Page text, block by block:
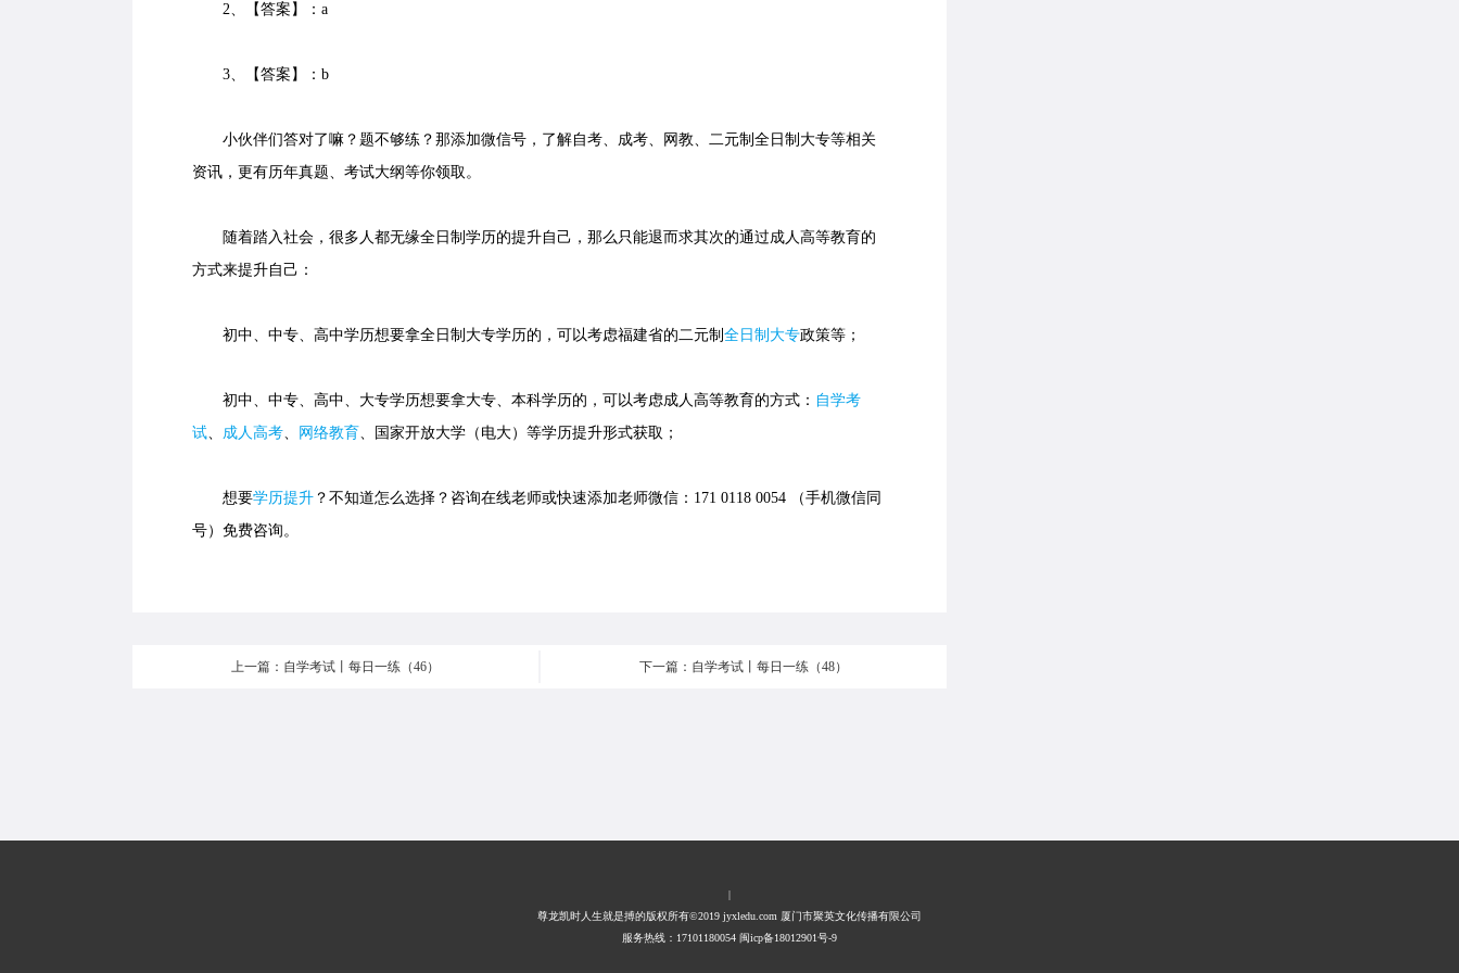
2、【答案】：a
3、【答案】：b
小伙伴们答对了嘛？题不够练？那添加微信号，了解自考、成考、网教、二元制全日制大专等相关
资讯，更有历年真题、考试大纲等你领取。
随着踏入社会，很多人都无缘全日制学历的提升自己，那么只能退而求其次的通过成人高等教育的
方式来提升自己：
初中、中专、高中学历想要拿全日制大专学历的，可以考虑福建省的二元制 全日制大专政策等；
初中、中专、高中、大专学历想要拿大专、本科学历的，可以考虑成人高等教育的方式： 自学考
试、 成人高考、 网络教育、国家开放大学（电大）等学历提升形式获取；
想要学历提升 ？不知道怎么选择？咨询在线老师或快速添加老师微信：171 0118 0054 （手机微信同
号）免费咨询。
上一篇：自学考试丨每日一练（46） 下一篇：自学考试丨每日一练（48）
|
尊龙凯时人生就是搏的版权所有©2019 jyxledu.com 厦门市聚英文化传播有限公司
服务热线：17101180054 闽icp备18012901号-9